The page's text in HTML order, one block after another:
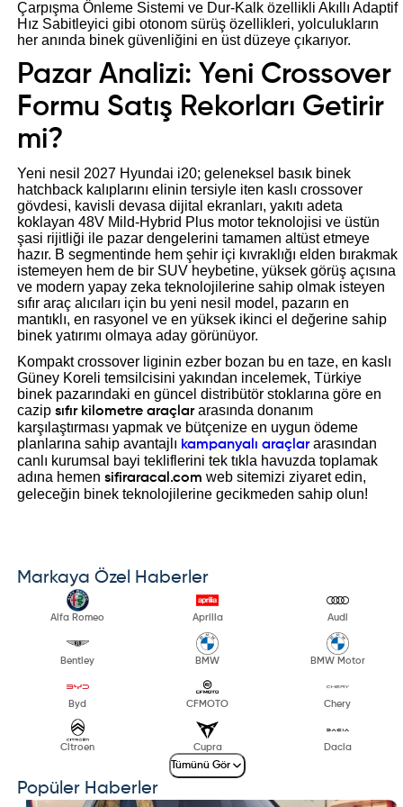
Çarpışma Önleme Sistemi ve Dur-Kalk özellikli Akıllı Adaptif
Hız Sabitleyici gibi otonom sürüş özellikleri, yolculukların
her anında binek güvenliğini en üst düzeye çıkarıyor.
Pazar Analizi: Yeni Crossover
Formu Satış Rekorları Getirir
mi?
Yeni nesil 2027 Hyundai i20; geleneksel basık binek
hatchback kalıplarını elinin tersiyle iten kaslı crossover
gövdesi, kavisli devasa dijital ekranları, yakıtı adeta
koklayan 48V Mild-Hybrid Plus motor teknolojisi ve üstün
şasi rijitliği ile pazar dengelerini tamamen altüst etmeye
hazır. B segmentinde hem şehir içi kıvraklığı elden bırakmak
istemeyen hem de bir SUV heybetine, yüksek görüş açısına
ve modern yapay zeka teknolojilerine sahip olmak isteyen
sıfır araç alıcıları için bu yeni nesil model, pazarın en
mantıklı, en rasyonel ve en yüksek ikinci el değerine sahip
binek yatırımı olmaya aday görünüyor.
Kompakt crossover liginin ezber bozan bu en taze, en kaslı
Güney Koreli temsilcisini yakından incelemek, Türkiye
binek pazarındaki en güncel distribütör stoklarına göre en
cazipsıfır kilometre araçlararasında donanım
karşılaştırması yapmak ve bütçenize en uygun ödeme
planlarına sahip avantajlı kampanyalı araçlar arasından
canlı kurumsal bayi tekliflerini tek tıkla havuzda toplamak
adına hemensifiraracal.com web sitemizi ziyaret edin,
geleceğin binek teknolojilerine gecikmeden sahip olun!
Markaya Özel Haberler
Alfa Romeo Aprilia Audi
Bentley BMW BMW Motor
Byd CFMOTO Chery
Citroen Cupra Dacia
Tümünü Gör
Popüler Haberler